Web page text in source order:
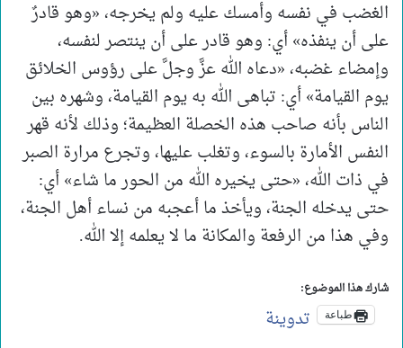
الغضب في نفسه وأمسك عليه ولم يخرجه، «وهو قادرٌ
على أن ينفذه» أي: وهو قادر على أن ينتصر لنفسه،
وإمضاء غضبه، «دعاه الله عزَّ وجلَّ على رؤوس الخلائق
يوم القيامة» أي: تباهى الله به يوم القيامة، وشهره بين
الناس بأنه صاحب هذه الخصلة العظيمة؛ وذلك لأنه قهر
النفس الأمارة بالسوء، وتغلب عليها، وتجرع مرارة الصبر
في ذات الله، «حتى يخيره الله من الحور ما شاء» أي:
حتى يدخله الجنة، ويأخذ ما أعجبه من نساء أهل الجنة،
وفي هذا من الرفعة والمكانة ما لا يعلمه إلا الله.
شارك هذا الموضوع:
طباعة تدوينة